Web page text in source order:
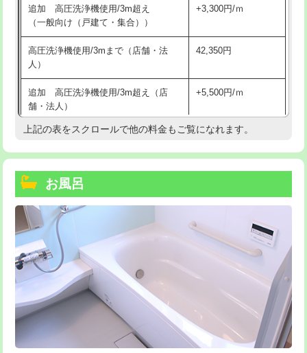
追加 高圧洗浄機使用/3m超え
（一般向け（戸建て・集合））
+3,300円/ｍ
高圧洗浄機使用/3mまで（店舗・法
人）
42,350円
追加 高圧洗浄機使用/3m超え（店
舗・法人）
+5,500円/ｍ
高度高圧洗浄換 現地調査
トーラー機使用/3mまで
追加トーラー機使用/3m超え
カメラ調査 33,000円
桝清掃 8,800円
止水・漏水調査・防水処理・清掃・修
理・調整・分解・加工など（軽作業）
止水・漏水調査・防水処理・清掃・修
22,000円
上記の表をスクロールで他の料金もご覧になれます。
お風呂